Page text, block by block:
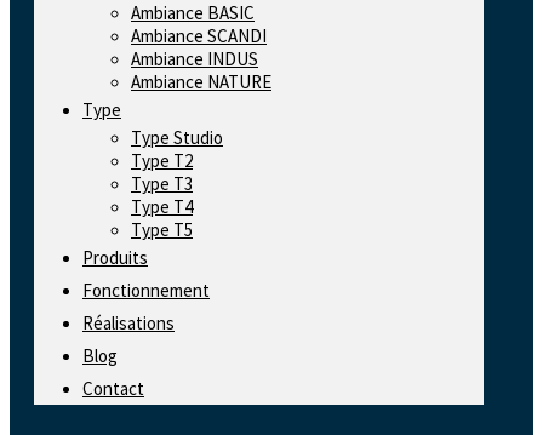
Ambiance BASIC
Ambiance SCANDI
Ambiance INDUS
Ambiance NATURE
Type
Type Studio
Type T2
Type T3
Type T4
Type T5
Produits
Fonctionnement
Réalisations
Blog
Contact